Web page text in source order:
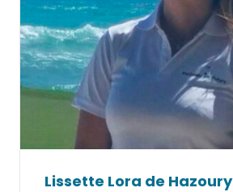
Lissette Lora de Hazoury